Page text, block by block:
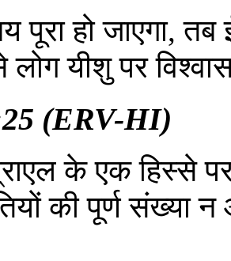
पूरा हो जाएगा, तब
यीशु पर
(ERV-HI)
के एक हिस्से
की पूर्ण संख्या